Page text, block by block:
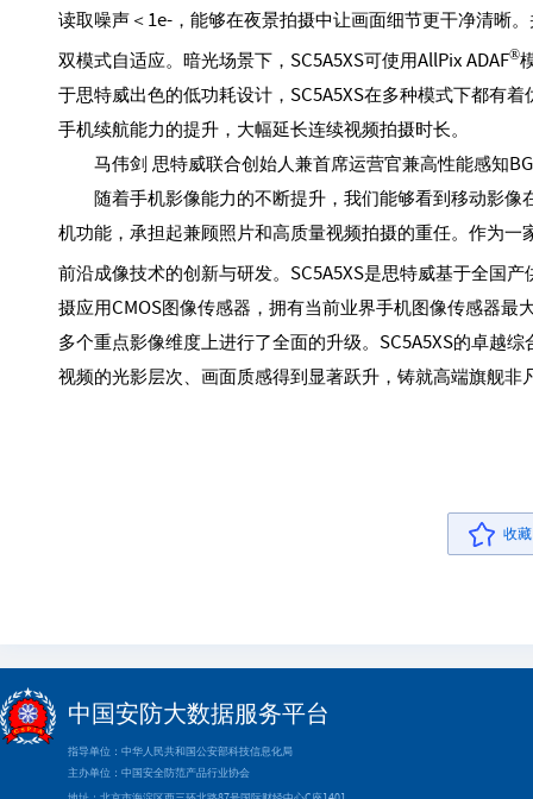
读取噪声＜1e-，能够在夜景拍摄中让画面细节更干净清晰。
双模式自适应。暗光场景下，SC5A5XS可使用AllPix ADAF®
于思特威出色的低功耗设计，SC5A5XS在多种模式下都有
手机续航能力的提升，大幅延长连续视频拍摄时长。
马伟剑 思特威联合创始人兼首席运营官兼高性能感知
随着手机影像能力的不断提升，我们能够看到移动影
机功能，承担起兼顾照片和高质量视频拍摄的重任。作为
前沿成像技术的创新与研发。SC5A5XS是思特威基于全国
摄应用CMOS图像传感器，拥有当前业界手机图像传感器
多个重点影像维度上进行了全面的升级。SC5A5XS的卓越
视频的光影层次、画面质感得到显著跃升，铸就高端旗舰
收藏
中国安防大数据服务平台
指导单位：中华人民共和国公安部科技信息化局
主办单位：中国安全防范产品行业协会